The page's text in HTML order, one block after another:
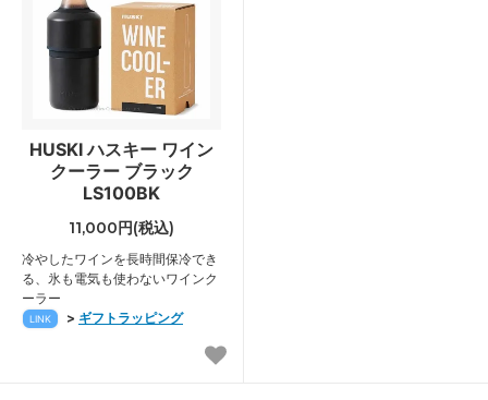
HUSKI ハスキー ワイン
クーラー ブラック
LS100BK
11,000円(税込)
冷やしたワインを長時間保冷でき
る、氷も電気も使わないワインク
ーラー
LINK > ギフトラッピング